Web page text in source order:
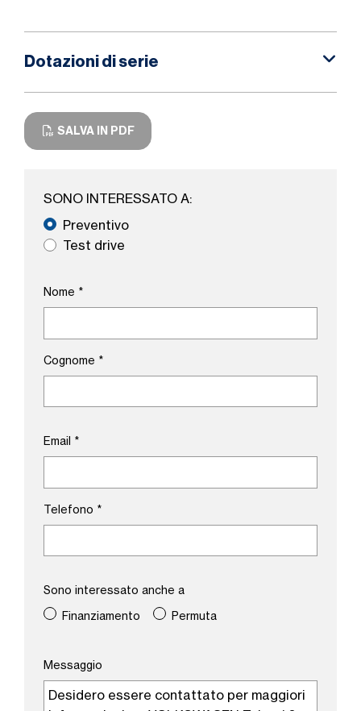
Dotazioni di serie
SALVA IN PDF
SONO INTERESSATO A:
Preventivo
Test drive
Nome *
Cognome *
Email *
Telefono *
Sono interessato anche a
Finanziamento
Permuta
Messaggio